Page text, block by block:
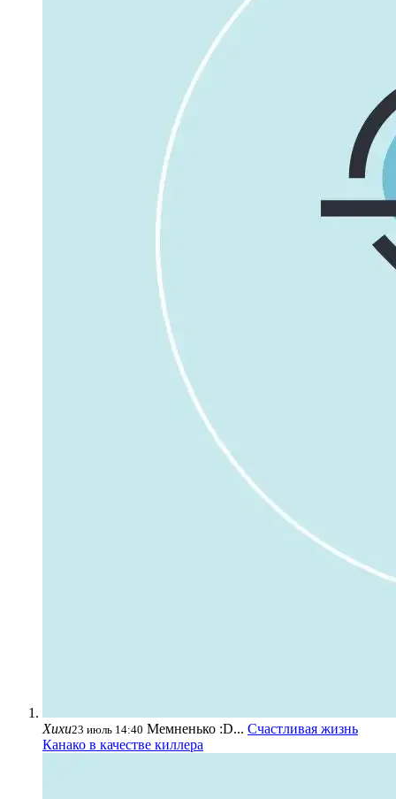
Хихи23 июль 14:40 Мемненько :D... Счастливая жизнь
Канако в качестве киллера